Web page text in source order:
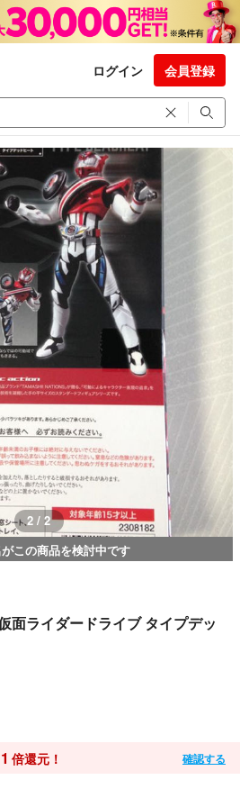
ログイン 会員登録
2 / 2
この商品を検討中です
面ライダードライブ タイプデッ
倍還元！ 確認する